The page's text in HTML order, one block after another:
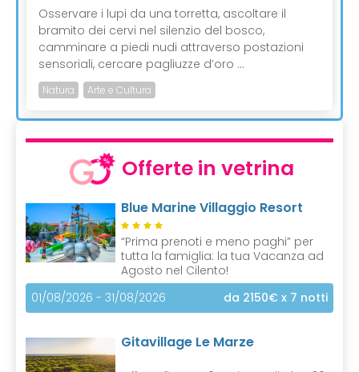
Osservare i lupi da una torretta, ascoltare il
bramito dei cervi nel silenzio del bosco,
camminare a piedi nudi attraverso postazioni
sensoriali, cercare pagliuzze d’oro ...
Natura Arte e Cultura
Offerte in vetrina
Blue Marine Villaggio Resort
“Prima prenoti e meno paghi” per
tutta la famiglia: la tua Vacanza ad
Agosto nel Cilento!
01/08/2026 - 31/08/2026
da 2150€ x 7 notti
Gitavillage Le Marze